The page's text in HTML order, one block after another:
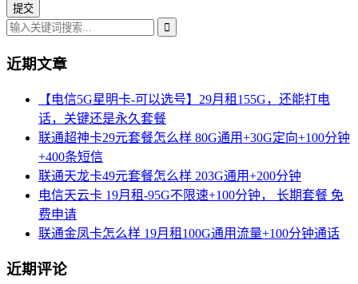
近期文章
【电信5G星明卡-可以选号】29月租155G，还能打电
话，关键还是永久套餐
联通超神卡29元套餐怎么样 80G通用+30G定向+100分钟
+400条短信
联通天龙卡49元套餐怎么样 203G通用+200分钟
电信天云卡 19月租-95G不限速+100分钟， 长期套餐 免
费申请
联通金凤卡怎么样 19月租100G通用流量+100分钟通话
近期评论